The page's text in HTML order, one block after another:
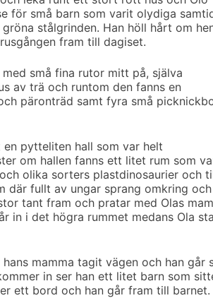
för små barn som varit olydiga
stålgrinden. Han höll hårt om
fram till dagiset.
små fina rutor mitt på, själva
av trä och runtom den fanns en
päronträd samt fyra små
pytteliten hall som var helt
om hallen fanns ett litet rum som
olika sorters plastdinosaurier och
där fullt av ungar sprang omkring och
tant fram och pratar med Olas
in i det högra rummet medans Ola
mamma tagit vägen och han går
in ser han ett litet barn som
ett bord och han går fram till barnet.